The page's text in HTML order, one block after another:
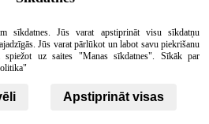
sīkdatnes. Jūs varat apstiprināt visu sīkdatņu
Jūs varat pārlūkot un labot savu piekrišanu
spiežot uz saites "Manas sīkdatnes". Sīkāk par
Apstiprināt visas